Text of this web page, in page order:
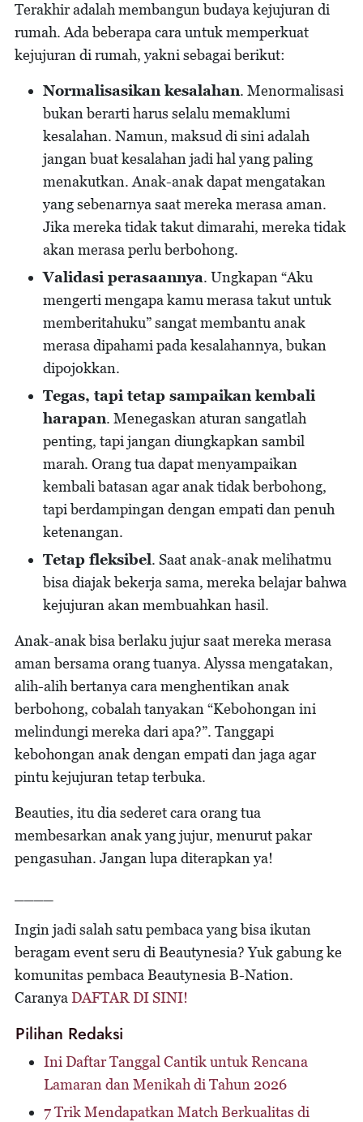
Terakhir adalah membangun budaya kejujuran di
rumah. Ada beberapa cara untuk memperkuat
kejujuran di rumah, yakni sebagai berikut:
Normalisasikan kesalahan. Menormalisasi
bukan berarti harus selalu memaklumi
kesalahan. Namun, maksud di sini adalah
jangan buat kesalahan jadi hal yang paling
menakutkan. Anak-anak dapat mengatakan
yang sebenarnya saat mereka merasa aman.
Jika mereka tidak takut dimarahi, mereka tidak
akan merasa perlu berbohong.
Validasi perasaannya. Ungkapan “Aku
mengerti mengapa kamu merasa takut untuk
memberitahuku” sangat membantu anak
merasa dipahami pada kesalahannya, bukan
dipojokkan.
Tegas, tapi tetap sampaikan kembali
harapan. Menegaskan aturan sangatlah
penting, tapi jangan diungkapkan sambil
marah. Orang tua dapat menyampaikan
kembali batasan agar anak tidak berbohong,
tapi berdampingan dengan empati dan penuh
ketenangan.
Tetap fleksibel. Saat anak-anak melihatmu
bisa diajak bekerja sama, mereka belajar bahwa
kejujuran akan membuahkan hasil.
Anak-anak bisa berlaku jujur saat mereka merasa
aman bersama orang tuanya. Alyssa mengatakan,
alih-alih bertanya cara menghentikan anak
berbohong, cobalah tanyakan “Kebohongan ini
melindungi mereka dari apa?”. Tanggapi
kebohongan anak dengan empati dan jaga agar
pintu kejujuran tetap terbuka.
Beauties, itu dia sederet cara orang tua
membesarkan anak yang jujur, menurut pakar
pengasuhan. Jangan lupa diterapkan ya!
Ingin jadi salah satu pembaca yang bisa ikutan
beragam event seru di Beautynesia? Yuk gabung ke
komunitas pembaca Beautynesia B-Nation.
Caranya DAFTAR DI SINI!
Pilihan Redaksi
Ini Daftar Tanggal Cantik untuk Rencana
Lamaran dan Menikah di Tahun 2026
7 Trik Mendapatkan Match Berkualitas di